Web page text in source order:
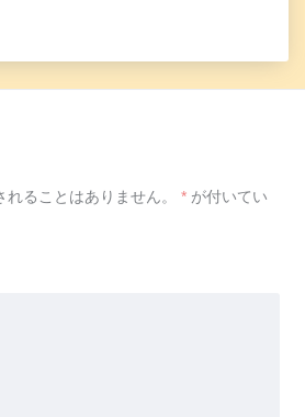
ることはありません。 *が付いてい